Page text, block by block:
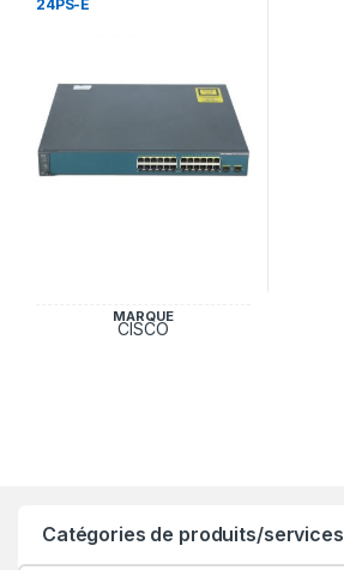
24PS-E
MARQUE
CISCO
Catégories de produits/services